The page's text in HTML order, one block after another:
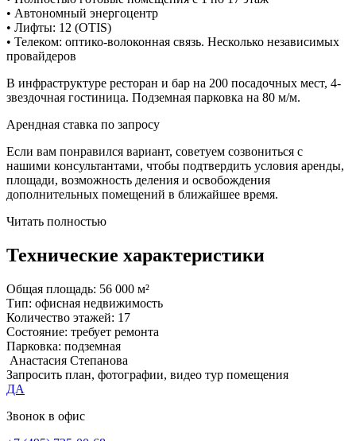
• Автономный энергоцентр
• Лифты: 12 (OTIS)
• Телеком: оптико-волоконная связь. Несколько независимых
провайдеров
В инфраструктуре ресторан и бар на 200 посадочных мест, 4-
звездочная гостиница. Подземная парковка на 80 м/м.
Арендная ставка по запросу
Если вам понравился вариант, советуем созвониться с
нашими консультантами, чтобы подтвердить условия аренды,
площади, возможность деления и освобождения
дополнительных помещений в ближайшее время.
Читать полностью
Технические характеристики
Общая площадь: 56 000 м²
Тип: офисная недвижимость
Количество этажей: 17
Состояние: требует ремонта
Парковка: подземная
Анастасия Степанова
Запросить план, фотографии, видео тур помещения
ДА
Звонок в офис